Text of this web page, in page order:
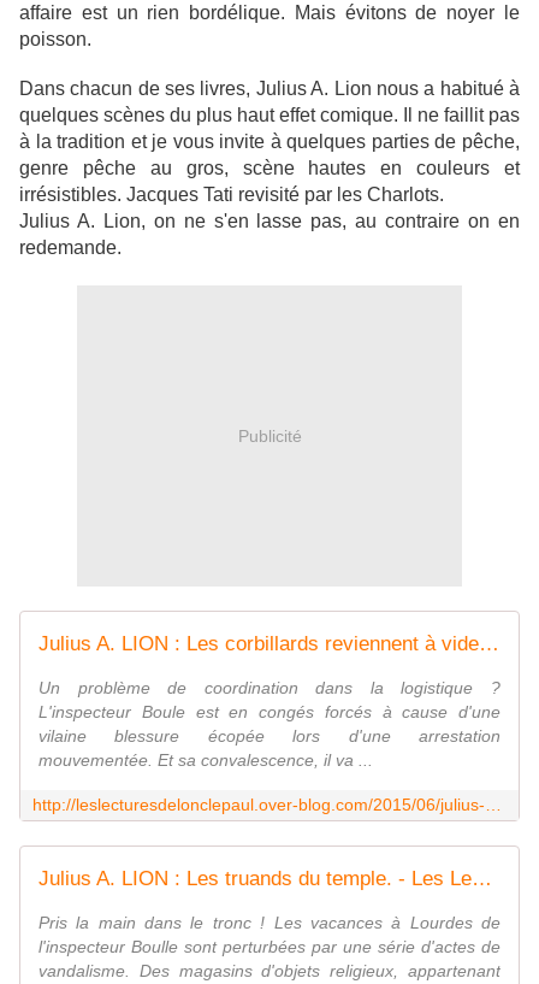
affaire est un rien bordélique. Mais évitons de noyer le
poisson.
Dans chacun de ses livres, Julius A. Lion nous a habitué à
quelques scènes du plus haut effet comique. Il ne faillit pas
à la tradition et je vous invite à quelques parties de pêche,
genre pêche au gros, scène hautes en couleurs et
irrésistibles. Jacques Tati revisité par les Charlots.
Julius A. Lion, on ne s'en lasse pas, au contraire on en
redemande.
Publicité
Julius A. LION : Les corbillards reviennent à vide. - Les Lectures de l'Oncle Paul
Un problème de coordination dans la logistique ?
L'inspecteur Boule est en congés forcés à cause d'une
vilaine blessure écopée lors d'une arrestation
mouvementée. Et sa convalescence, il va ...
Julius A. LION : Les truands du temple. - Les Lectures de l'Oncle Paul
Pris la main dans le tronc ! Les vacances à Lourdes de
l'inspecteur Boulle sont perturbées par une série d'actes de
vandalisme. Des magasins d'objets religieux, appartenant